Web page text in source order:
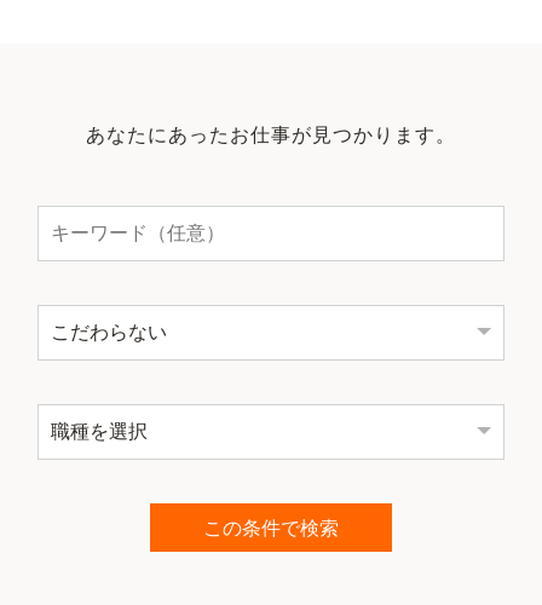
あなたにあったお仕事が見つかります。